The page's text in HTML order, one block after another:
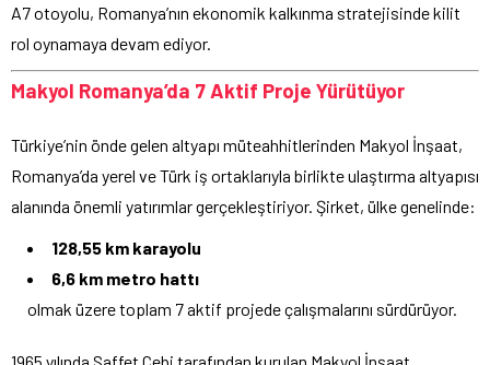
A7 otoyolu, Romanya’nın ekonomik kalkınma stratejisinde kilit
rol oynamaya devam ediyor.
Makyol Romanya’da 7 Aktif Proje Yürütüyor
Türkiye’nin önde gelen altyapı müteahhitlerinden Makyol İnşaat,
Romanya’da yerel ve Türk iş ortaklarıyla birlikte ulaştırma altyapısı
alanında önemli yatırımlar gerçekleştiriyor. Şirket, ülke genelinde:
128,55 km karayolu
6,6 km metro hattı
olmak üzere toplam 7 aktif projede çalışmalarını sürdürüyor.
1965 yılında Saffet Çebi tarafından kurulan Makyol İnşaat,